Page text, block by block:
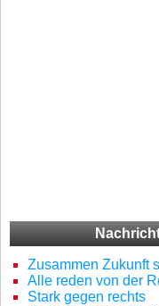
Zusammen Zukunft
Alle reden von der
Stark gegen rechts